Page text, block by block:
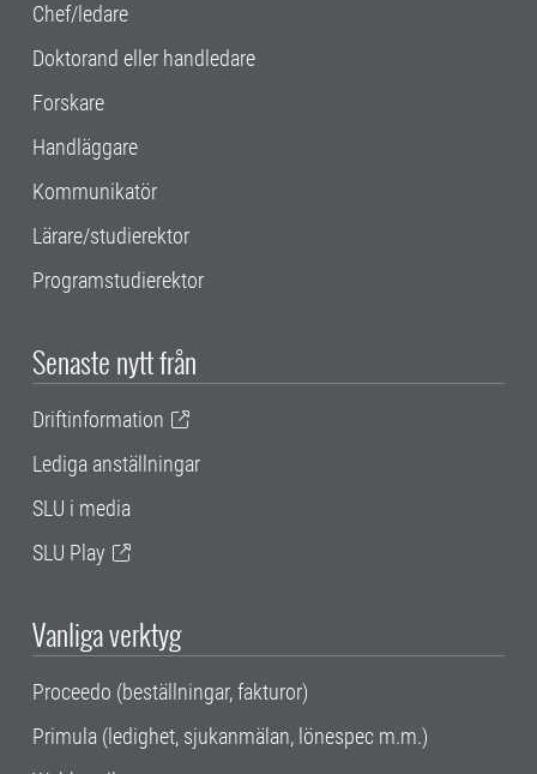
Chef/ledare
Doktorand eller handledare
Forskare
Handläggare
Kommunikatör
Lärare/studierektor
Programstudierektor
Senaste nytt från
Driftinformation
Lediga anställningar
SLU i media
SLU Play
Vanliga verktyg
Proceedo (beställningar, fakturor)
Primula (ledighet, sjukanmälan, lönespec m.m.)